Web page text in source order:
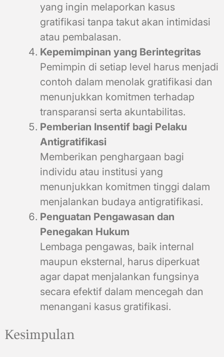
yang ingin melaporkan kasus
gratifikasi tanpa takut akan intimidasi
atau pembalasan.
Kepemimpinan yang Berintegritas
Pemimpin di setiap level harus menjadi
contoh dalam menolak gratifikasi dan
menunjukkan komitmen terhadap
transparansi serta akuntabilitas.
Pemberian Insentif bagi Pelaku
Antigratifikasi
Memberikan penghargaan bagi
individu atau institusi yang
menunjukkan komitmen tinggi dalam
menjalankan budaya antigratifikasi.
Penguatan Pengawasan dan
Penegakan Hukum
Lembaga pengawas, baik internal
maupun eksternal, harus diperkuat
agar dapat menjalankan fungsinya
secara efektif dalam mencegah dan
menangani kasus gratifikasi.
Kesimpulan